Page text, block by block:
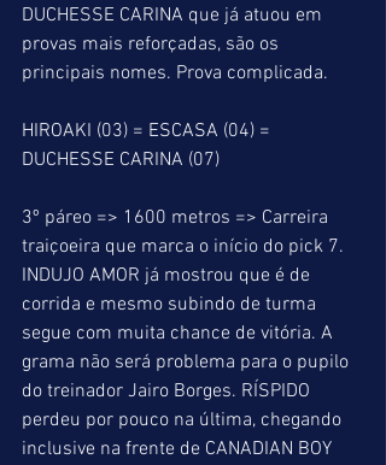
DUCHESSE CARINA que já atuou em
provas mais reforçadas, são os
principais nomes. Prova complicada.
HIROAKI (03) = ESCASA (04) =
DUCHESSE CARINA (07)
3º páreo => 1600 metros => Carreira
traiçoeira que marca o início do pick 7.
INDUJO AMOR já mostrou que é de
corrida e mesmo subindo de turma
segue com muita chance de vitória. A
grama não será problema para o pupilo
do treinador Jairo Borges. RÍSPIDO
perdeu por pouco na última, chegando
inclusive na frente de CANADIAN BOY